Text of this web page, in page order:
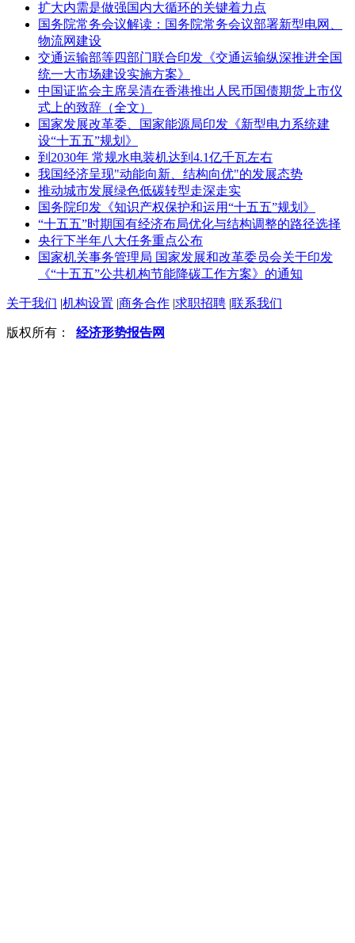
扩大内需是做强国内大循环的关键着力点
国务院常务会议解读：国务院常务会议部署新型电网、
物流网建设
交通运输部等四部门联合印发《交通运输纵深推进全国
统一大市场建设实施方案》
中国证监会主席吴清在香港推出人民币国债期货上市仪
式上的致辞（全文）
国家发展改革委、国家能源局印发《新型电力系统建
设“十五五”规划》
到2030年 常规水电装机达到4.1亿千瓦左右
我国经济呈现"动能向新、结构向优"的发展态势
推动城市发展绿色低碳转型走深走实
国务院印发《知识产权保护和运用“十五五”规划》
“十五五”时期国有经济布局优化与结构调整的路径选择
央行下半年八大任务重点公布
国家机关事务管理局 国家发展和改革委员会关于印发
《“十五五”公共机构节能降碳工作方案》的通知
关于我们 |机构设置 |商务合作 |求职招聘 |联系我们
版权所有： 经济形势报告网